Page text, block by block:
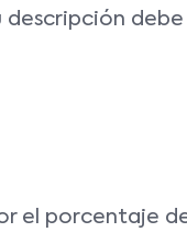
debe
el porcentaje